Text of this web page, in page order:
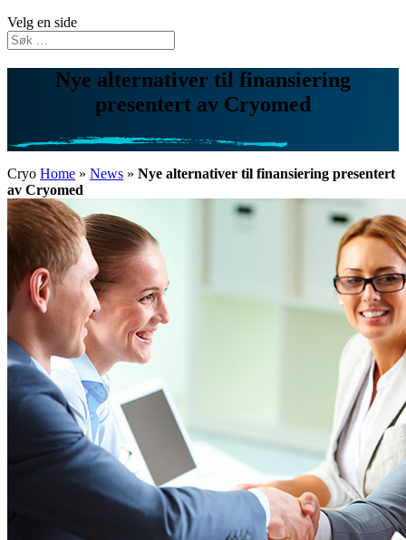
Velg en side
Nye alternativer til finansiering
presentert av Cryomed
Cryo Home » News » Nye alternativer til finansiering presentert
av Cryomed